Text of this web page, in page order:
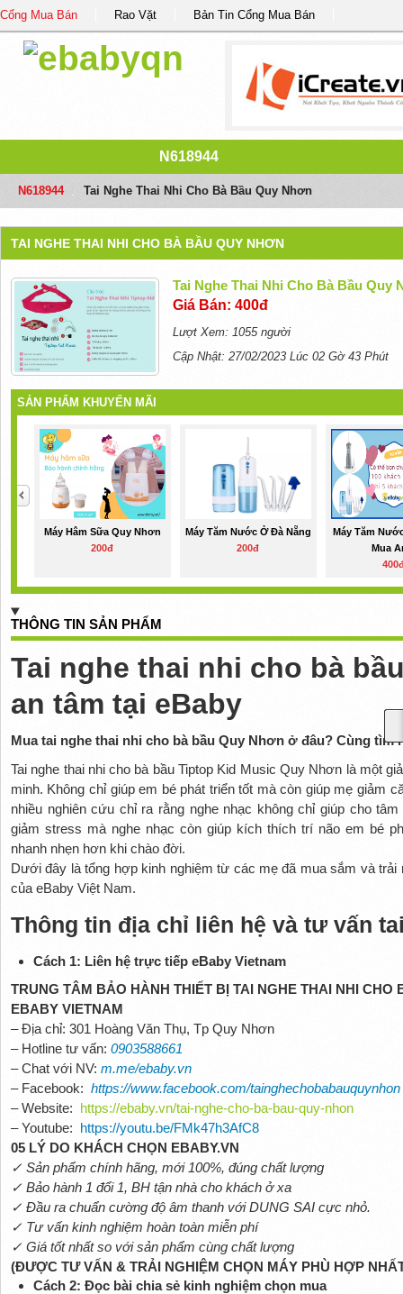
Cổng Mua Bán Rao Vặt Bản Tin Cổng Mua Bán
N618944
N618944 Tai Nghe Thai Nhi Cho Bà Bầu Quy Nhơn
TAI NGHE THAI NHI CHO BÀ BẦU QUY NHƠN
Tai Nghe Thai Nhi Cho Bà Bầu Quy
Giá Bán: 400đ
Lượt Xem: 1055 người
Cập Nhật: 27/02/2023 Lúc 02 Gờ 43 Phút
SẢN PHẨM KHUYẾN MÃI
Máy Hâm Sữa Quy Nhơn
200đ
Máy Tăm Nước Ở Đà Nẵng
200đ
Máy Tăm
Mua
THÔNG TIN SẢN PHẨM
Tai nghe thai nhi cho bà
an tâm tại eBaby
Mua tai nghe thai nhi cho bà bầu Quy Nhơn ở đâu? Cùng tìm
Tai nghe thai nhi cho bà bầu Tiptop Kid Music Quy Nhơn là một
minh. Không chỉ giúp em bé phát triển tốt mà còn giúp mẹ giảm
nhiều nghiên cứu chỉ ra rằng nghe nhạc không chỉ giúp cho
giảm stress mà nghe nhạc còn giúp kích thích trí não em bé
nhanh nhẹn hơn khi chào đời.
Dưới đây là tổng hợp kinh nghiệm từ các mẹ đã mua sắm và
của eBaby Việt Nam.
Thông tin địa chỉ liên hệ và tư vấn
Cách 1: Liên hệ trực tiếp eBaby Vietnam
TRUNG TÂM BẢO HÀNH THIẾT BỊ TAI NGHE THAI NHI
EBABY VIETNAM
– Địa chỉ: 301 Hoàng Văn Thụ, Tp Quy Nhơn
– Hotline tư vấn: 0903588661
– Chat với NV: m.me/ebaby.vn
– Facebook: https://www.facebook.com/tainghechobabauquynhon
– Website: https://ebaby.vn/tai-nghe-cho-ba-bau-quy-nhon
– Youtube: https://youtu.be/FMk47h3AfC8
05 LÝ DO KHÁCH CHỌN EBABY.VN
✓ Sản phẩm chính hãng, mới 100%, đúng chất lượng
✓ Bảo hành 1 đổi 1, BH tận nhà cho khách ở xa
✓ Đầu ra chuẩn cường độ âm thanh với DUNG SAI cực nhỏ.
✓ Tư vấn kinh nghiệm hoàn toàn miễn phí
✓ Giá tốt nhất so với sản phẩm cùng chất lượng
(ĐƯỢC TƯ VẤN & TRẢI NGHIỆM CHỌN MÁY PHÙ HỢP
Cách 2: Đọc bài chia sẻ kinh nghiệm chọn mua